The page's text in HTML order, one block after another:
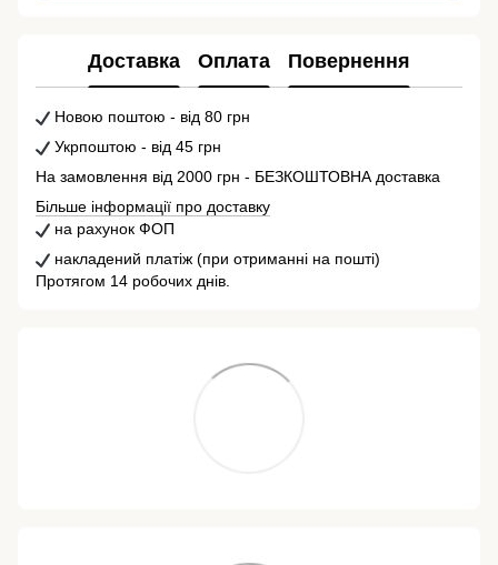
Доставка Оплата Повернення
Новою поштою - від 80 грн
Укрпоштою - від 45 грн
На замовлення від 2000 грн - БЕЗКОШТОВНА доставка
Більше інформації про доставку
на рахунок ФОП
накладений платіж (при отриманні на пошті)
Протягом 14 робочих днів.